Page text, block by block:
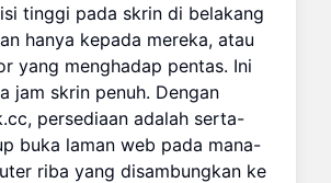
tinggi pada skrin di belakang
hanya kepada mereka, atau
yang menghadap pentas. Ini
jam skrin penuh. Dengan
persediaan adalah serta-
buka laman web pada mana-
riba yang disambungkan ke